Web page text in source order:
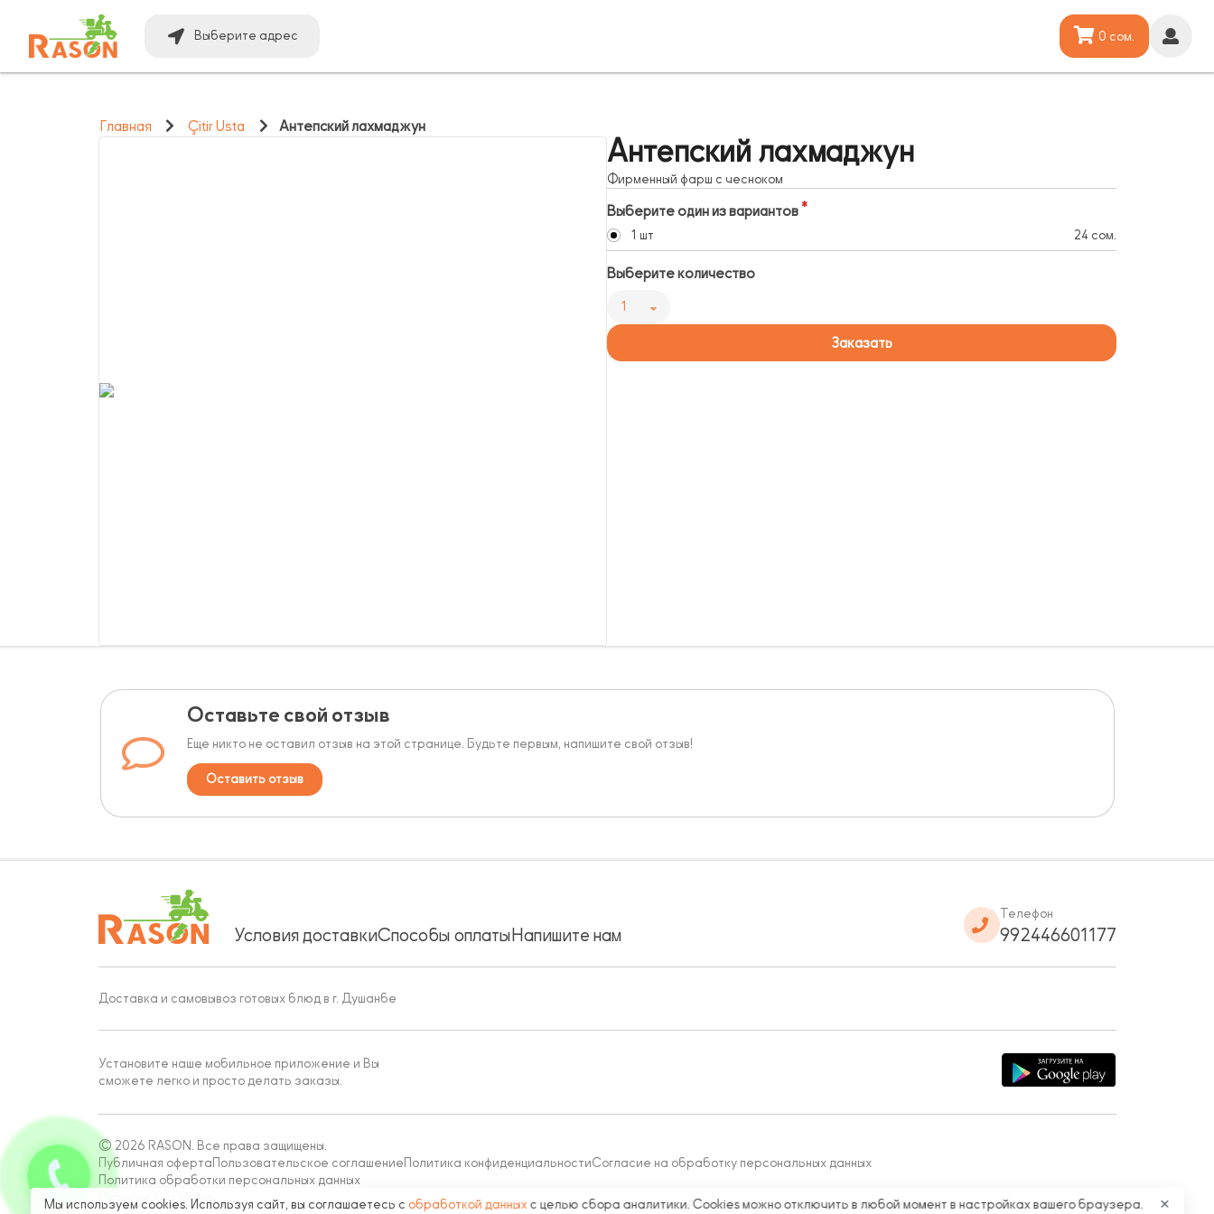
Выберите адрес 0 сом.
Главная Çitir Usta Антепский лахмаджун
Антепский лахмаджун
Фирменный фарш с чесноком
Выберите один из вариантов
1 шт 24 сом.
Выберите количество
1
Заказать
Оставьте свой отзыв
Еще никто не оставил отзыв на этой странице. Будьте первым, напишите свой отзыв!
Оставить отзыв
Условия доставкиСпособы оплатыНапишите нам
Телефон
992446601177
Доставка и самовывоз готовых блюд в г. Душанбе
Установите наше мобильное приложение и Вы
сможете легко и просто делать заказы.
© 2026 RASON. Все права защищены.
Публичная оферта Пользовательское соглашение Политика конфиденциальностиСогласие на обработку персональных данных
Политика обработки персональных данных
Работает на Moba
Мы используем cookies. Используя сайт, вы соглашаетесь с обработкой данных с целью сбора аналитики. Cookies можно отключить в любой момент в настройках вашего браузера. ✕